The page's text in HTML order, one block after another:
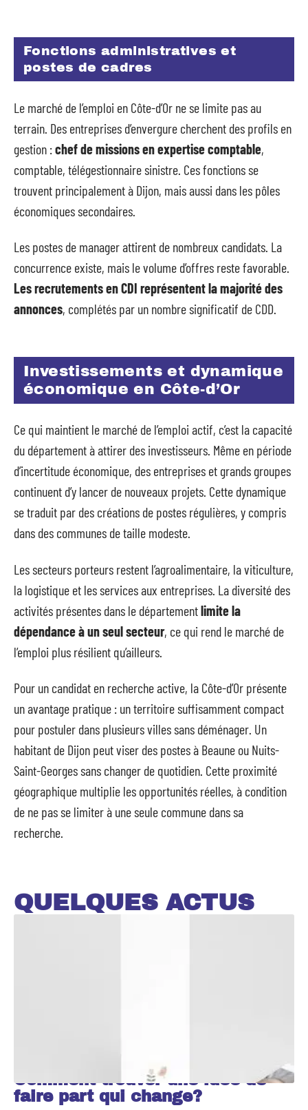
Fonctions administratives et
postes de cadres
Le marché de l’emploi en Côte-d’Or ne se limite pas au
terrain. Des entreprises d’envergure cherchent des profils en
gestion :chef de missions en expertise comptable,
comptable, télégestionnaire sinistre. Ces fonctions se
trouvent principalement à Dijon, mais aussi dans les pôles
économiques secondaires.
Les postes de manager attirent de nombreux candidats. La
concurrence existe, mais le volume d’offres reste favorable.
Les recrutements en CDI représentent la majorité des
annonces, complétés par un nombre significatif de CDD.
Investissements et dynamique
économique en Côte-d’Or
Ce qui maintient le marché de l’emploi actif, c’est la capacité
du département à attirer des investisseurs. Même en période
d’incertitude économique, des entreprises et grands groupes
continuent d’y lancer de nouveaux projets. Cette dynamique
se traduit par des créations de postes régulières, y compris
dans des communes de taille modeste.
Les secteurs porteurs restent l’agroalimentaire, la viticulture,
la logistique et les services aux entreprises. La diversité des
activités présentes dans le départementlimite la
dépendance à un seul secteur, ce qui rend le marché de
l’emploi plus résilient qu’ailleurs.
Pour un candidat en recherche active, la Côte-d’Or présente
un avantage pratique : un territoire suffisamment compact
pour postuler dans plusieurs villes sans déménager. Un
habitant de Dijon peut viser des postes à Beaune ou Nuits-
Saint-Georges sans changer de quotidien. Cette proximité
géographique multiplie les opportunités réelles, à condition
de ne pas se limiter à une seule commune dans sa
recherche.
QUELQUES ACTUS
Comment trouver une idée de
faire part qui change?